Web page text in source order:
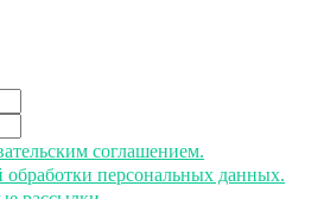
соглашением.
обработки персональных данных.